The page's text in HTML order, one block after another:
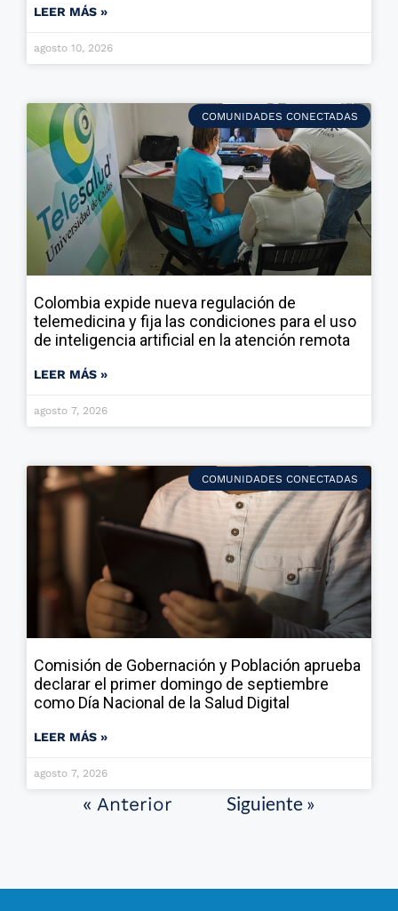
LEER MÁS »
agosto 10, 2026
COMUNIDADES CONECTADAS
Colombia expide nueva regulación de
telemedicina y fija las condiciones para el uso
de inteligencia artificial en la atención remota
LEER MÁS »
agosto 7, 2026
COMUNIDADES CONECTADAS
Comisión de Gobernación y Población aprueba
declarar el primer domingo de septiembre
como Día Nacional de la Salud Digital
LEER MÁS »
agosto 7, 2026
« Anterior Siguiente »